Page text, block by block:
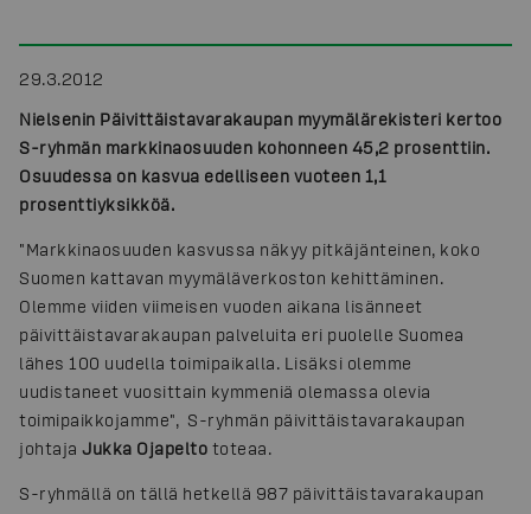
29.3.2012
Nielsenin Päivittäistavarakaupan myymälärekisteri kertoo
S-ryhmän markkinaosuuden kohonneen 45,2 prosenttiin.
Osuudessa on kasvua edelliseen vuoteen 1,1
prosenttiyksikköä.
"Markkinaosuuden kasvussa näkyy pitkäjänteinen, koko
Suomen kattavan myymäläverkoston kehittäminen.
Olemme viiden viimeisen vuoden aikana lisänneet
päivittäistavarakaupan palveluita eri puolelle Suomea
lähes 100 uudella toimipaikalla. Lisäksi olemme
uudistaneet vuosittain kymmeniä olemassa olevia
toimipaikkojamme", S-ryhmän päivittäistavarakaupan
johtaja Jukka Ojapelto toteaa.
S-ryhmällä on tällä hetkellä 987 päivittäistavarakaupan